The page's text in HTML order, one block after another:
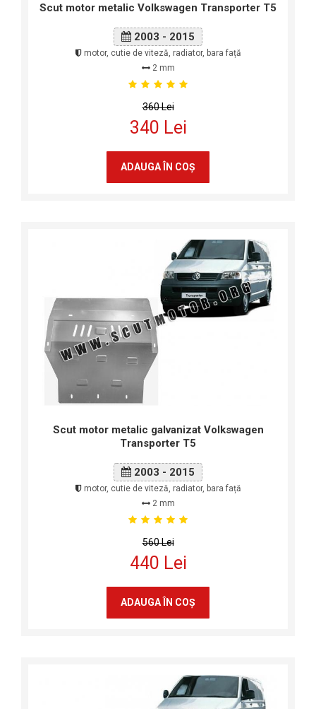
Scut motor metalic Volkswagen Transporter T5
2003 - 2015
motor, cutie de viteză, radiator, bara față
2 mm
360 Lei
340 Lei
ADAUGA ÎN COŞ
Scut motor metalic galvanizat Volkswagen
Transporter T5
2003 - 2015
motor, cutie de viteză, radiator, bara față
2 mm
560 Lei
440 Lei
ADAUGA ÎN COŞ